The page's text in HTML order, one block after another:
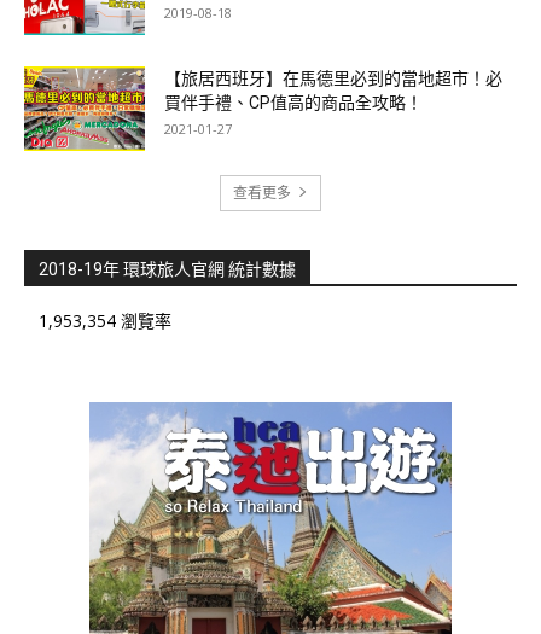
2019-08-18
【旅居西班牙】在馬德里必到的當地超市！必
買伴手禮、CP值高的商品全攻略！
2021-01-27
查看更多
2018-19年 環球旅人官網 統計數據
1,953,354 瀏覽率